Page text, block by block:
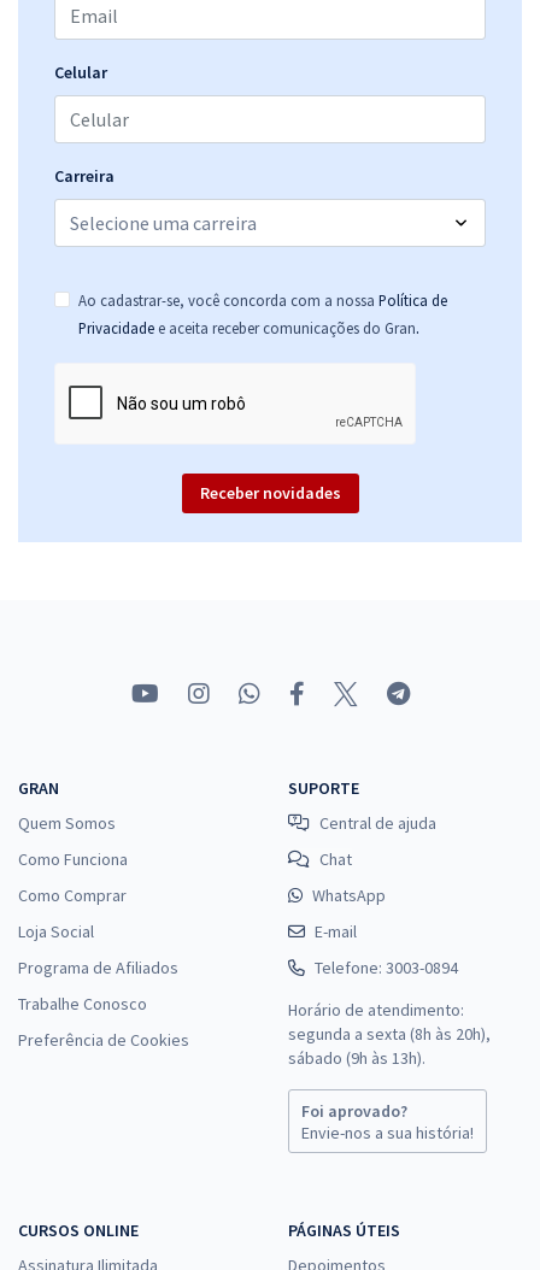
Celular
Carreira
Ao cadastrar-se, você concorda com a nossa Política de
Privacidade e aceita receber comunicações do Gran.
Receber novidades
GRAN
Quem Somos
Como Funciona
Como Comprar
Loja Social
Programa de Afiliados
Trabalhe Conosco
Preferência de Cookies
SUPORTE
Central de ajuda
Chat
WhatsApp
E-mail
Telefone: 3003-0894
Horário de atendimento:
segunda a sexta (8h às 20h),
sábado (9h às 13h).
Foi aprovado?
Envie-nos a sua história!
CURSOS ONLINE
Assinatura Ilimitada
PÁGINAS ÚTEIS
Depoimentos